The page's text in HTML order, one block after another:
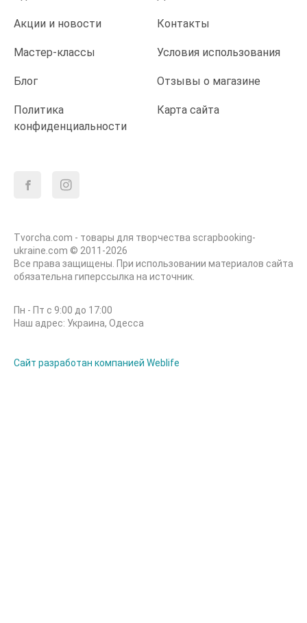
Акции и новости Контакты
Мастер-классы Условия использования
Блог Отзывы о магазине
Политика
конфиденциальности
Карта сайта
Tvorcha.com - товары для творчества scrapbooking-
ukraine.com © 2011-2026
Все права защищены. При использовании материалов сайта
обязательна гиперссылка на источник.
Пн - Пт с 9:00 до 17:00
Наш адрес: Украина, Одесса
Сайт разработан компанией Weblife